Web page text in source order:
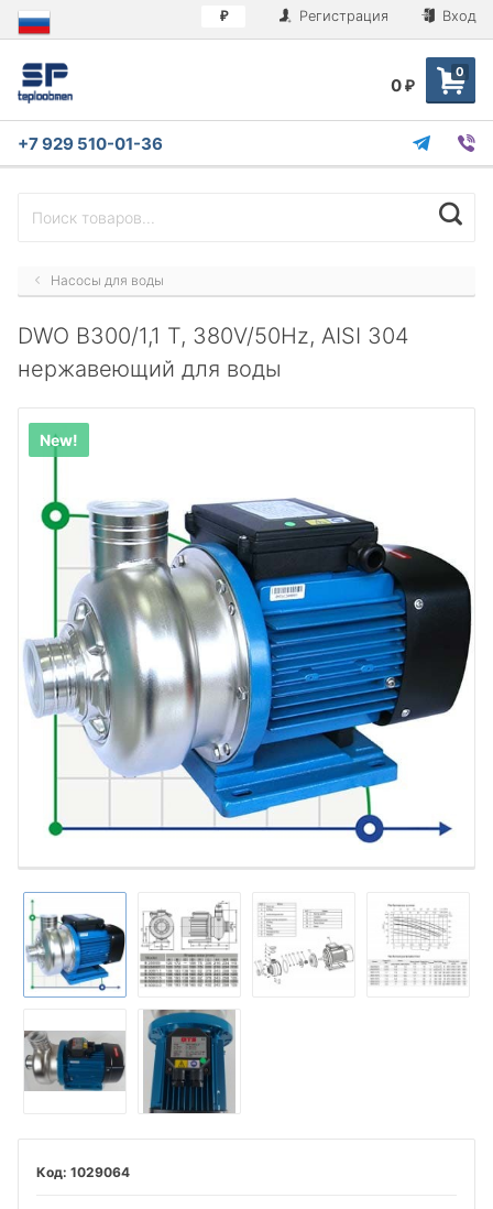
₽ Регистрация Вход
0
0 ₽
+7 929 510-01-36
Насосы для воды
DWO B300/1,1 T, 380V/50Hz, AISI 304
нержавеющий для воды
New!
1029064